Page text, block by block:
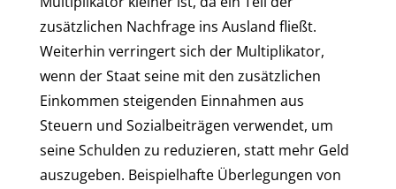
zusätzlichen Nachfrage ins Ausland fließt.
Weiterhin verringert sich der Multiplikator,
wenn der Staat seine mit den zusätzlichen
Einkommen steigenden Einnahmen aus
Steuern und Sozialbeiträgen verwendet, um
seine Schulden zu reduzieren, statt mehr Geld
auszugeben. Beispielhafte Überlegungen von